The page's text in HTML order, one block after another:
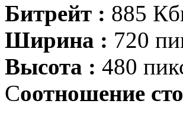
Битрейт : 885
Ширина : 720
Высота : 480
Соотношение